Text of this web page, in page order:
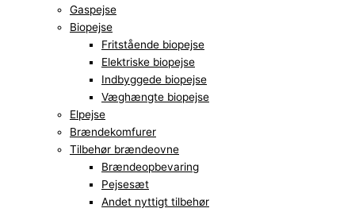
Gaspejse
Biopejse
Fritstående biopejse
Elektriske biopejse
Indbyggede biopejse
Væghængte biopejse
Elpejse
Brændekomfurer
Tilbehør brændeovne
Brændeopbevaring
Pejsesæt
Andet nyttigt tilbehør